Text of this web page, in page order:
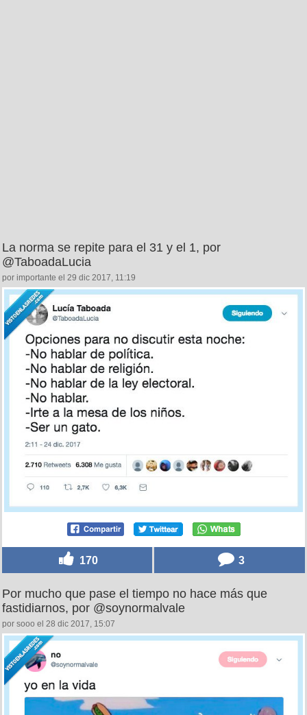
La norma se repite para el 31 y el 1, por
@TaboadaLucia
por importante el 29 dic 2017, 11:19
170 3
Por mucho que pase el tiempo no hace más que
fastidiarnos, por @soynormalvale
por sooo el 28 dic 2017, 15:07